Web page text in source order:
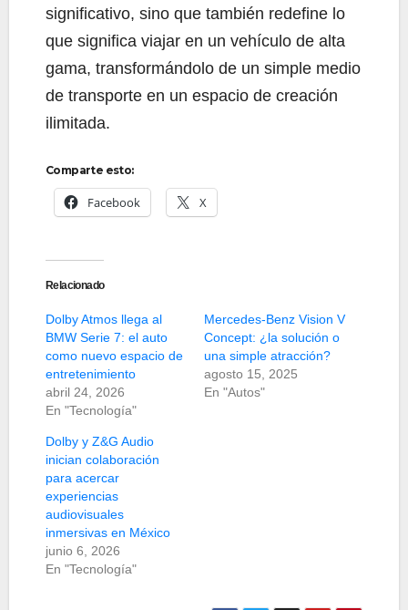
significativo, sino que también redefine lo
que significa viajar en un vehículo de alta
gama, transformándolo de un simple medio
de transporte en un espacio de creación
ilimitada.
Comparte esto:
Facebook X
Relacionado
Dolby Atmos llega al
BMW Serie 7: el auto
como nuevo espacio de
entretenimiento
abril 24, 2026
En "Tecnología"
Mercedes-Benz Vision V
Concept: ¿la solución o
una simple atracción?
agosto 15, 2025
En "Autos"
Dolby y Z&G Audio
inician colaboración
para acercar
experiencias
audiovisuales
inmersivas en México
junio 6, 2026
En "Tecnología"